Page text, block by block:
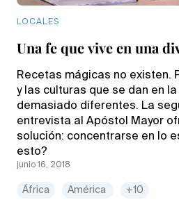
LOCALES
Una fe que vive en una
Recetas mágicas no existen.
y las culturas que se dan en
demasiado diferentes. La
entrevista al Apóstol Mayor
solución: concentrarse en lo
esto?
junio 16, 2018
África América +10